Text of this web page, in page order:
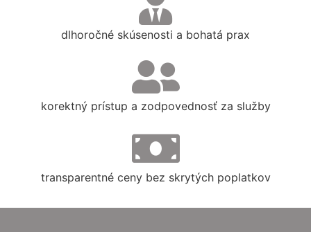
dlhoročné skúsenosti a bohatá prax
korektný prístup a zodpovednosť za služby
transparentné ceny bez skrytých poplatkov